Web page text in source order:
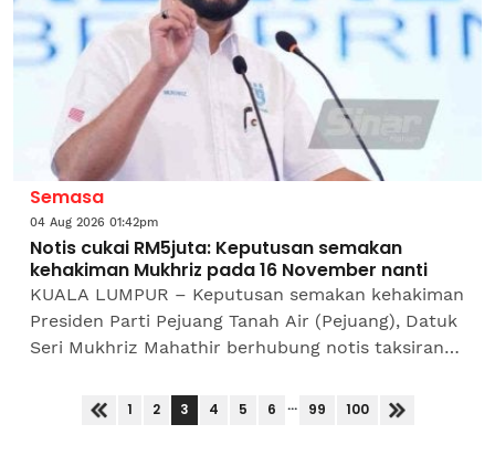
Semasa
04 Aug 2026 01:42pm
Notis cukai RM5juta: Keputusan semakan
kehakiman Mukhriz pada 16 November nanti
KUALA LUMPUR – Keputusan semakan kehakiman
Presiden Parti Pejuang Tanah Air (Pejuang), Datuk
Seri Mukhriz Mahathir berhubung notis taksiran
Lembaga Hasil...
1 2 3 4 5 6 ... 99 100